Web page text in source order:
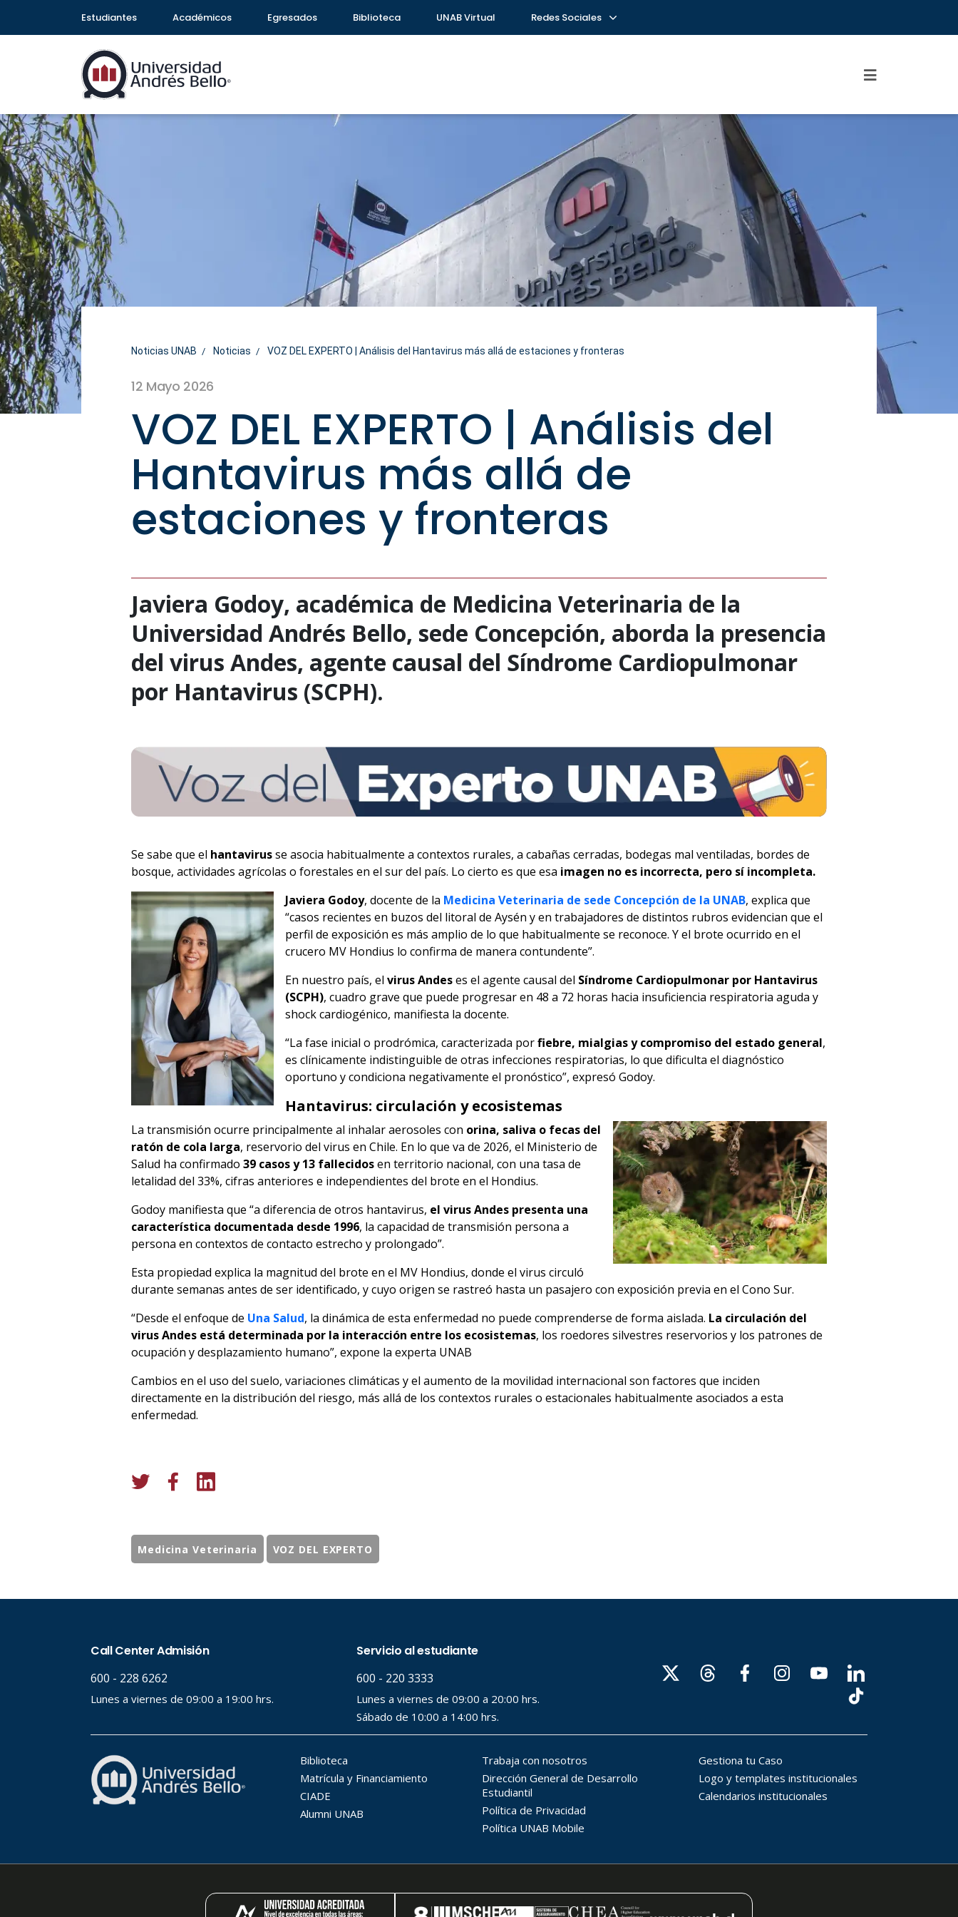
Estudiantes Académicos Egresados Biblioteca UNAB Virtual Redes Sociales
Noticias UNAB Noticias VOZ DEL EXPERTO | Análisis del Hantavirus más allá de estaciones y fronteras
12 Mayo 2026
VOZ DEL EXPERTO | Análisis del
Hantavirus más allá de
estaciones y fronteras
Javiera Godoy, académica de Medicina Veterinaria de la
Universidad Andrés Bello, sede Concepción, aborda la presencia
del virus Andes, agente causal del Síndrome Cardiopulmonar
por Hantavirus (SCPH).
Se sabe que el hantavirusse asocia habitualmente a contextos rurales, a cabañas cerradas, bodegas mal ventiladas, bordes de
bosque, actividades agrícolas o forestales en el sur del país. Lo cierto es que esa imagen no es incorrecta, pero sí incompleta.
Javiera Godoy, docente de la Medicina Veterinaria de sede Concepción de la UNAB, explica que
“casos recientes en buzos del litoral de Aysén y en trabajadores de distintos rubros evidencian que el
perfil de exposición es más amplio de lo que habitualmente se reconoce. Y el brote ocurrido en el
crucero MV Hondius lo confirma de manera contundente”.
En nuestro país, el virus Andeses el agente causal del Síndrome Cardiopulmonar por Hantavirus
(SCPH), cuadro grave que puede progresar en 48 a 72 horas hacia insuficiencia respiratoria aguda y
shock cardiogénico, manifiesta la docente.
“La fase inicial o prodrómica, caracterizada porfiebre, mialgias y compromiso del estado general,
es clínicamente indistinguible de otras infecciones respiratorias, lo que dificulta el diagnóstico
oportuno y condiciona negativamente el pronóstico”, expresó Godoy.
Hantavirus: circulación y ecosistemas
La transmisión ocurre principalmente al inhalar aerosoles con orina, saliva o fecas del
ratón de cola larga, reservorio del virus en Chile. En lo que va de 2026, el Ministerio de
Salud ha confirmado 39 casos y 13 fallecidosen territorio nacional, con una tasa de
letalidad del 33%, cifras anteriores e independientes del brote en el Hondius.
Godoy manifiesta que “a diferencia de otros hantavirus, el virus Andes presenta una
característica documentada desde 1996, la capacidad de transmisión persona a
persona en contextos de contacto estrecho y prolongado”.
Esta propiedad explica la magnitud del brote en el MV Hondius, donde el virus circuló
durante semanas antes de ser identificado, y cuyo origen se rastreó hasta un pasajero con exposición previa en el Cono Sur.
“Desde el enfoque de Una Salud, la dinámica de esta enfermedad no puede comprenderse de forma aislada. La circulación del
virus Andes está determinada por la interacción entre los ecosistemas, los roedores silvestres reservorios y los patrones de
ocupación y desplazamiento humano”, expone la experta UNAB
Cambios en el uso del suelo, variaciones climáticas y el aumento de la movilidad internacional son factores que inciden
directamente en la distribución del riesgo, más allá de los contextos rurales o estacionales habitualmente asociados a esta
enfermedad.
Medicina Veterinaria VOZ DEL EXPERTO